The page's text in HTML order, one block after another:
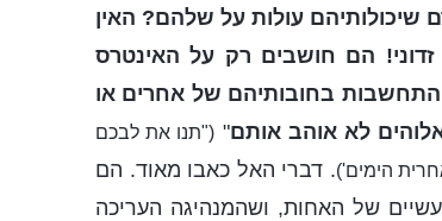
שיכולותיהם עולות על שלהם? האין
זדוני! הם חושבים רק על האינטרס
בחובותיהם של אחרים או
לא אוהב אותם" ("תנו את לבכם
הימים'). דברי האל כאבו מאוד. הם
של האחות, ושהמנהיגה העריכה